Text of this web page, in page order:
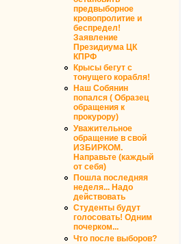
предвыборное
кровопролитие и
беспредел!
Заявление
Президиума ЦК
КПРФ
Крысы бегут с
тонущего корабля!
Наш Собянин
попался ( Образец
обращения к
прокурору)
Уважительное
обращение в свой
ИЗБИРКОМ.
Направьте (каждый
от себя)
Пошла последняя
неделя... Надо
действовать
Студенты будут
голосовать! Одним
почерком...
Что после выборов?